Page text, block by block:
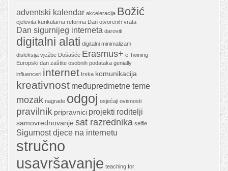
adventski kalendar akceleracija Božić
cjelovita kurikularna reforma Dan otvorenih vrata
Dan sigurnijeg interneta daroviti
digitalni alati digitalni minimalizam
disleksija vježbe Došašće Erasmus+ e Twining
Europski dan zaštite osobnih podataka genially
influenceri internet Irska komunikacija
kreativnost međupredmetne teme
mozak nagrade odgoj osjećaji ovisnosti
pravilnik pripravnici projekti roditelji
samovrednovanje sat razrednika selfie
Sigurnost djece na internetu
stručno
usavršavanje teaching for